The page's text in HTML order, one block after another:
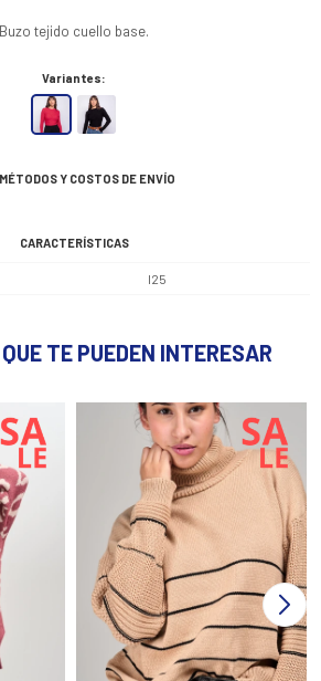
Buzo tejido cuello base.
Variantes:
MÉTODOS Y COSTOS DE ENVÍO
CARACTERÍSTICAS
I25
TE PUEDEN INTERESAR